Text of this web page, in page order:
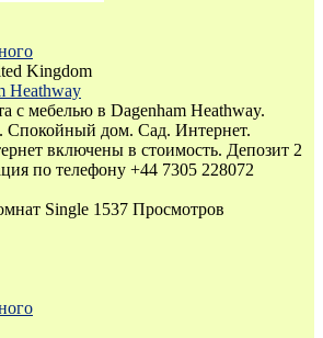
Kingdom
Heathway
с мебелью в Dagenham Heathway.
Спокойный дом. Сад. Интернет.
включены в стоимость. Депозит 2
по телефону +44 7305 228072
Single 1537 Просмотров